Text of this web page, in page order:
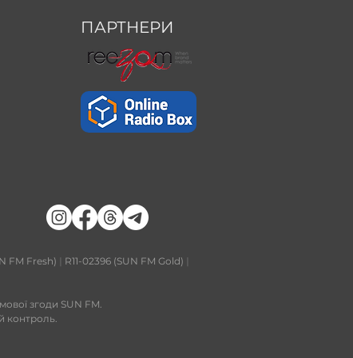
ПАРТНЕРИ
FM Fresh) | R11-02396 (SUN FM Gold) |
згоди SUN FM.
контроль.